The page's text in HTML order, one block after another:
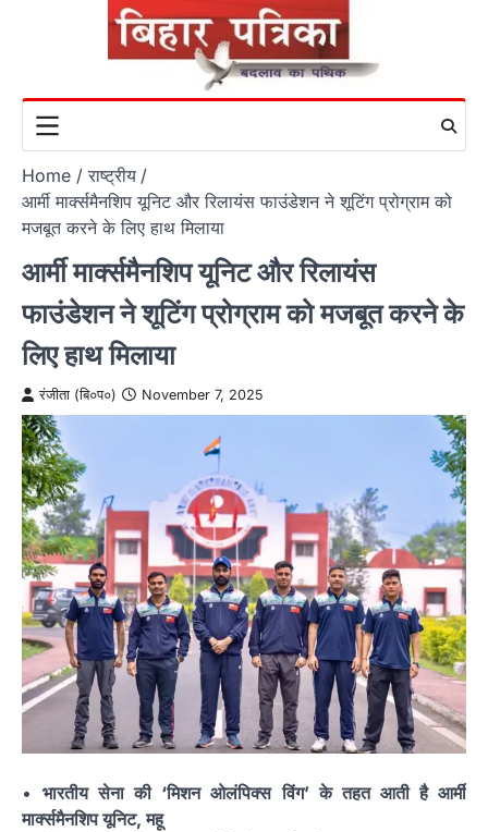
Home
राष्ट्रीय
आर्मी मार्क्समैनशिप यूनिट और रिलायंस फाउंडेशन ने शूटिंग प्रोग्राम को
मजबूत करने के लिए हाथ मिलाया
आर्मी मार्क्समैनशिप यूनिट और रिलायंस
फाउंडेशन ने शूटिंग प्रोग्राम को मजबूत करने के
लिए हाथ मिलाया
रंजीता (बि०प०) November 7, 2025
•भारतीय सेना की ‘मिशन ओलंपिक्स विंग’ के तहत आती है आर्मी
मार्क्समैनशिप यूनिट, महू